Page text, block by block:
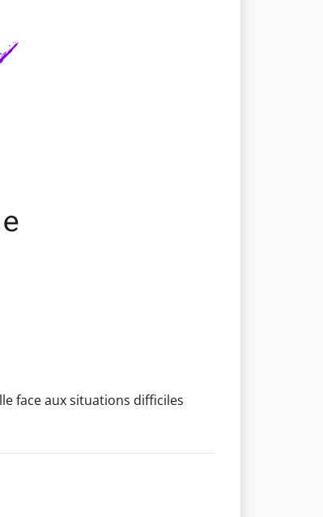
face aux situations difficiles